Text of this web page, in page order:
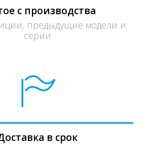
с производства
предыдущие модели и
серии
в срок